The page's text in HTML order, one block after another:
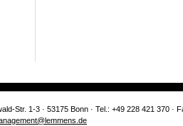
Str. 1-3 · 53175 Bonn · Tel.: +49 228 421 370 ·